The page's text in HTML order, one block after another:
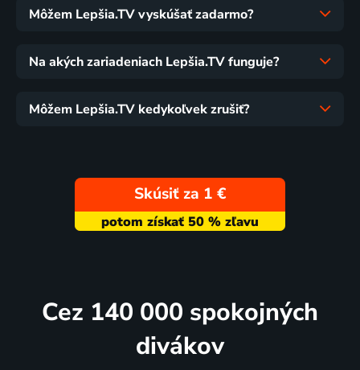
Môžem Lepšia.TV vyskúšať zadarmo?
Na akých zariadeniach Lepšia.TV funguje?
Môžem Lepšia.TV kedykoľvek zrušiť?
Skúsiť za 1 €
Cez 140 000 spokojných
divákov